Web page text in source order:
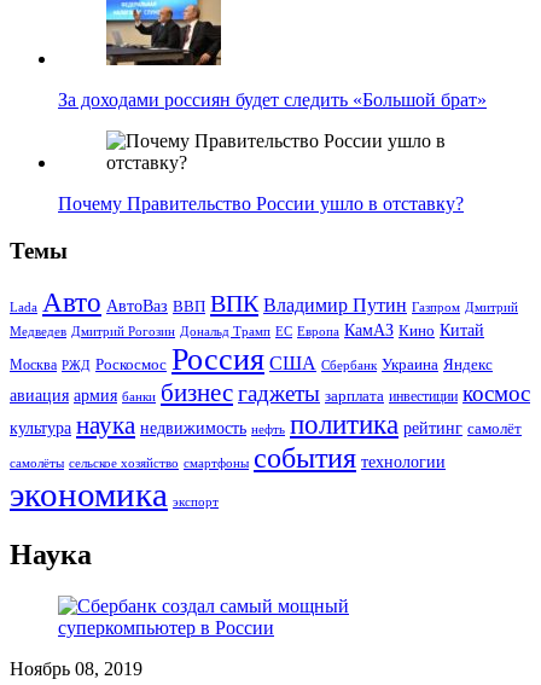
За доходами россиян будет следить «Большой брат»
Почему Правительство России ушло в отставку?
Темы
Lada Авто АвтоВаз ВВП ВПК Владимир Путин Газпром Дмитрий
Медведев Дмитрий Рогозин Дональд Трамп ЕС Европа КамАЗ Кино Китай
Москва РЖД Роскосмос Россия США Сбербанк Украина Яндекс
авиация армия банки бизнесгаджеты зарплата инвестиции космос
культура наука недвижимость нефть политика рейтинг самолёт
самолёты сельское хозяйство смартфоны события технологии
экономика экспорт
Наука
Ноябрь 08, 2019